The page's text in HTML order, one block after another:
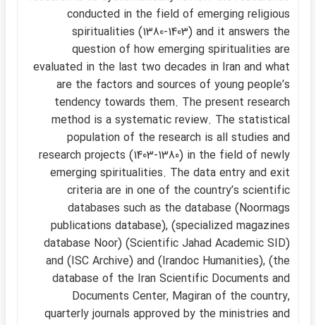
conducted in the field of emerging religious
spiritualities (1380-1403) and it answers the
question of how emerging spiritualities are
eva‎luated in the last two decades in Iran and what
are the factors and sources of young peopleʹs
tendency towards them. The present research
method is a systematic review. The statistical
population of the research is all studies and
research projects (1403-1380) in the field of newly
emerging spiritualities. The data entry and exit
criteria are in one of the countryʹs scientific
databases such as the database (Noormags
publications database), (specialized magazines
database Noor) (Scientific Jahad Academic SID)
and (ISC Archive) and (Irandoc Humanities), (the
database of the Iran Scientific Documents and
Documents Center, Magiran of the country,
quarterly journals approved by the ministries and